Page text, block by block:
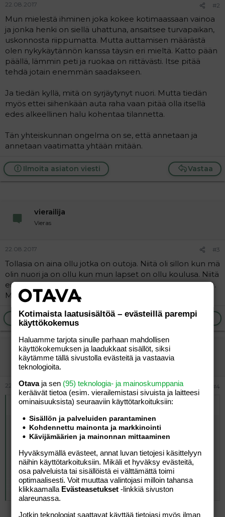
22.08.2017 #2
Mun mielestä ihminen joka kokee kotimaassaan vainoa
ja jonka henki on siellä uhattuna, ansaitsee turvapaikan,
uskonnosta riippumatta. Mutta auttamisen määrästä
olen nykykäytännön kanssa täysin eri mieltä. Katto pään
päällä, lämmin peti ja ruokaa on riittävästi. Itse pitää
tehdä jotain enemmän saadakseen.
Ja tiedän kyllä, mitä on syrjäytynyt nuori. Mutta tiedän
myös ettei siihenkään auta raha vaan pitää olla itsellä
edes alkeellinen halu kohentaa tilannetta.
Tän yhteiskunnan ongelma on se, että annetaan ja
annetaan vaatimatta yhtään mitään.
Vastaa
Ilmoita asiaton viesti
vierailija
Vieras
22.08.2017 #3
Tollasia on aina ollu jotka on outoja. Niitä oli sillon kun mä
olin nuori ja on ollu kun mun lapset on ollu koulusa. Niitä
ei olis mun mielestä kiusta mut useesti siinä käy just niin.
Minkä takia niin mä en tiedä.
Vastaa
Ilmoita asiaton viesti
vierailija
Vieras
22.08.2017 #4
Alkuperäinen kirjoittaja0oo0:
Mun mielestä ihminen joka kokee kotimaassaan vainoa
ja jonka henki on siellä uhattuna, ansaitsee turvapaikan,
uskonnosta riippumatta. Mutta auttamisen määrästä
olen nykykäytännön kanssa täysin eri mieltä. Katto pään
päällä, lämmin peti ja ruokaa on riittävästi. Itse pitää
tehdä jotain enemmän saadakseen.
Ja tiedän kyllä, mitä on syrjäytynyt nuori. Mutta tiedän
myös ettei siihenkään auta raha vaan pitää olla itsellä
edes alkeellinen halu kohentaa tilannetta.
Click to expand...
Kotimaista laatusisältöä – evästeillä parempi
käyttökokemus
Haluamme tarjota sinulle parhaan mahdollisen
käyttökokemuksen ja laadukkaat sisällöt, siksi
käytämme tällä sivustolla evästeitä ja vastaavia
teknologioita.
Otavaja sen (95) teknologia- ja mainoskumppania
keräävät tietoa (esim. vierailemis­tasi sivuista ja laitteesi
ominaisuuk­sista) seuraaviin käyttötarkoituksiin:
Sisällön ja palveluiden parantaminen
Kohdennettu mainonta ja markkinointi
Kävijämäärien ja mainonnan mittaaminen
Hyväksymällä evästeet, annat luvan tietojesi käsittelyyn
näihin käyttötarkoituksiin. Mikäli et hyväksy evästeitä,
osa palveluista tai sisällöistä ei välttämättä toimi
optimaalisesti. Voit muuttaa valintojasi milloin tahansa
klikkaamalla Evästeasetukset -linkkiä sivuston
alareunassa.
Jotkin teknologiat saattavat käyttää tietojasi myös ilman